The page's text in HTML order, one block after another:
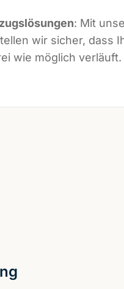
: Mit
wir sicher, dass
wie möglich verläuft.